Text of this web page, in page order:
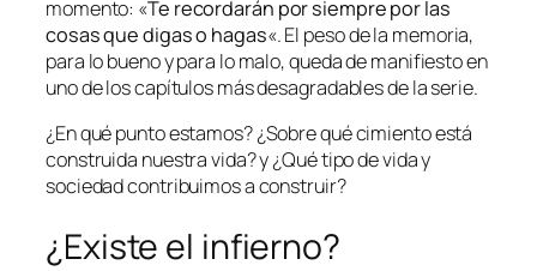
momento: «Te recordarán por siempre por las
cosas que digas o hagas«. El peso de la memoria,
para lo bueno y para lo malo, queda de manifiesto en
uno de los capítulos más desagradables de la serie.
¿En qué punto estamos? ¿Sobre qué cimiento está
construida nuestra vida? y ¿Qué tipo de vida y
sociedad contribuimos a construir?
¿Existe el infierno?